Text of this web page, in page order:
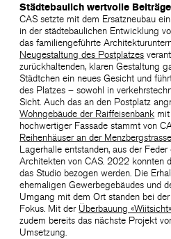
Städtebaulich wertvolle Beiträge
CAS setzte mit dem Ersatzneubau
in der städtebaulichen Entwicklung
das familiengeführte
Neugestaltung des Postplatzes
zurückhaltenden, klaren Gestaltung
Städtchen ein neues Gesicht und
des Platzes – sowohl in
Sicht. Auch das an den Postplatz
Wohngebäude der Raiffeisenbank
hochwertiger Fassade stammt von
Reihenhäuser an der Menzbergstrasse
Lagerhalle entstanden, aus der
Architekten von CAS. 2022 konnten
das Studio bezogen werden. Die
ehemaligen Gewerbegebäudes und
Umgang mit dem Ort standen bei
Fokus. Mit der Überbauung «Wiitsicht»
zudem bereits das nächste Projekt
Umsetzung.